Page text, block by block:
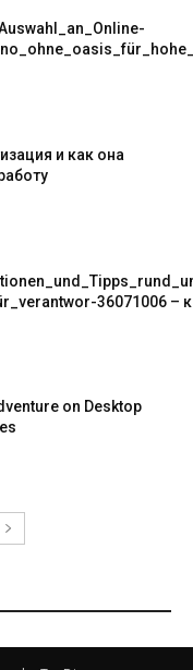
и как она
36071006 –
on Desktop